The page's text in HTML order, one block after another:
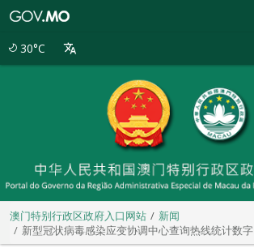
30°C
澳门特别行政区政府入口网站
新闻
新型冠状病毒感染应变协调中心查询热线统计数字